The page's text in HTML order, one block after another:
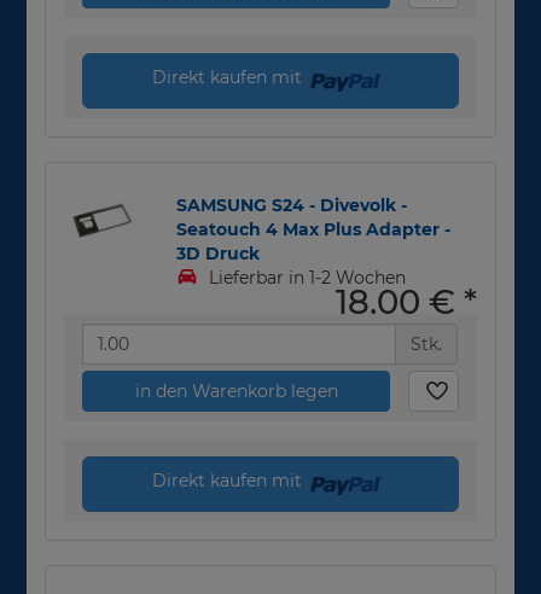
Direkt kaufen mit
SAMSUNG S24 - Divevolk -
Seatouch 4 Max Plus Adapter -
3D Druck
Lieferbar in 1-2 Wochen
18,00 € *
Stk.
in den Warenkorb legen
Direkt kaufen mit